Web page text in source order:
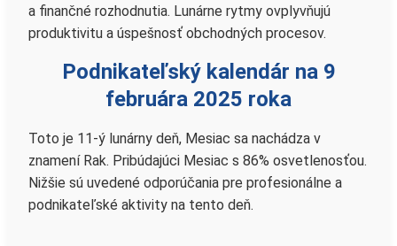
a finančné rozhodnutia. Lunárne rytmy ovplyvňujú
produktivitu a úspešnosť obchodných procesov.
Podnikateľský kalendár na 9
februára 2025 roka
Toto je 11-ý lunárny deň, Mesiac sa nachádza v
znamení Rak. Pribúdajúci Mesiac s 86% osvetlenosťou.
Nižšie sú uvedené odporúčania pre profesionálne a
podnikateľské aktivity na tento deň.